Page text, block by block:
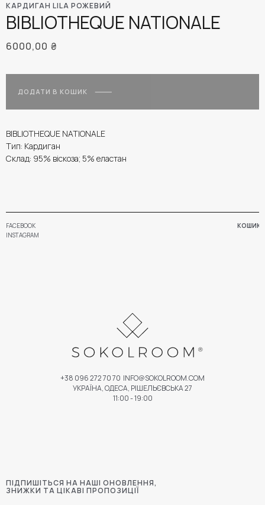
КАРДИГАН LILA РОЖЕВИЙ
BIBLIOTHEQUE NATIONALE
6000,00 ₴
ДОДАТИ В КОШИК
BIBLIOTHEQUE NATIONALE
Тип: Кардиган
Склад: 95% віскоза; 5% еластан
FACEBOOK КОШИК
ПІДПИШІТЬСЯ НА НАШІ ОНОВЛЕННЯ,
ЗНИЖКИ ТА ЦІКАВІ ПРОПОЗИЦІЇ
+38 096 272 70 70 INFO@SOKOLROOM.COM
УКРАЇНА, ОДЕСА, РІШЕЛЬЄВСЬКА 27
11:00 - 19:00
INSTAGRAM